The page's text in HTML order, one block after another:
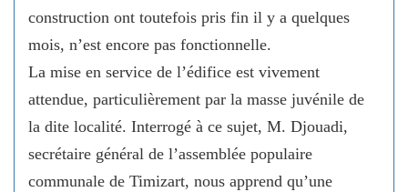
construction ont toutefois pris fin il y a quelques
mois, n’est encore pas fonctionnelle.
La mise en service de l’édifice est vivement
attendue, particulièrement par la masse juvénile de
la dite localité. Interrogé à ce sujet, M. Djouadi,
secrétaire général de l’assemblée populaire
communale de Timizart, nous apprend qu’une